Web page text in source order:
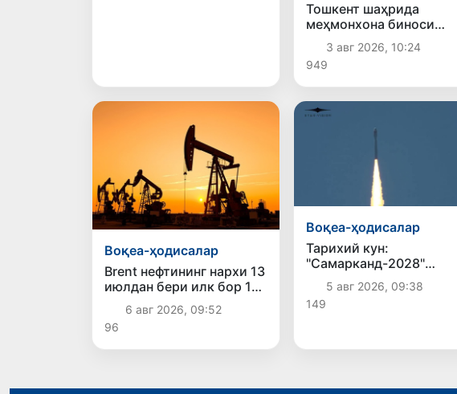
Тошкент шаҳрида
меҳмонхона биноси
қурилиши чоғида
котлованнинг бир қисми
ўпирилиб тушди
3 авг 2026, 10:24
949
Воқеа-ҳодисалар
Brent нефтининг нархи 13
июлдан бери илк бор 1
баррель учун 79
доллардан пастлади
6 авг 2026, 09:52
96
Воқеа-ҳодисалар
Тарихий кун:
"Самарканд-2028"
сунъий йўлдоши
орбитага
муваффақиятли
5 авг 2026, 09:38
149